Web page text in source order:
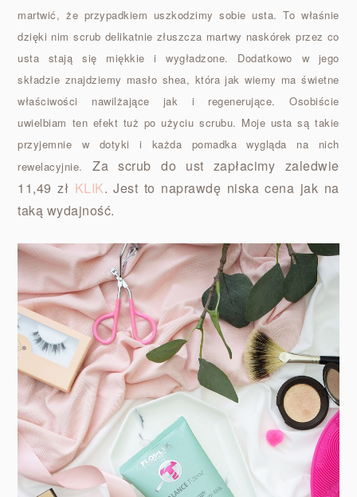
martwić, że przypadkiem uszkodzimy sobie usta. To właśnie
dzięki nim scrub delikatnie złuszcza martwy naskórek przez co
usta stają się miękkie i wygładzone. Dodatkowo w jego
składzie znajdziemy masło shea, która jak wiemy ma świetne
właściwości nawilżające jak i regenerujące. Osobiście
uwielbiam ten efekt tuż po użyciu scrubu. Moje usta są takie
przyjemnie w dotyki i każda pomadka wygląda na nich
rewelacyjnie.Za scrub do ust zapłacimy zaledwie
11,49 zł KLIK. Jest to naprawdę niska cena jak na
taką wydajność.